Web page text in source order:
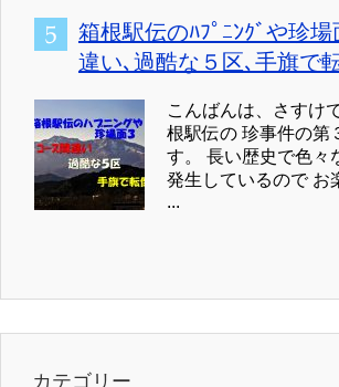
箱根駅伝のﾊﾌﾟﾆﾝｸﾞや珍場
違い､過酷な５区､手旗で
こんばんは、さすけ
根駅伝の 珍事件の第
す。 長い歴史で色々
発生しているので お
...
カテゴリー